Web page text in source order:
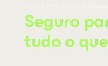
Seguro
tudo o